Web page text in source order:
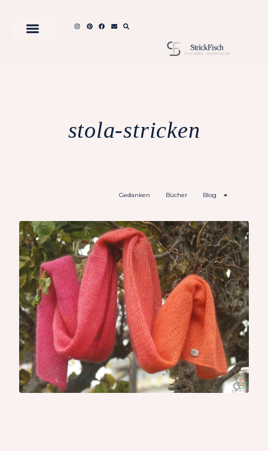
stola-stricken
Gedanken Bücher Blog